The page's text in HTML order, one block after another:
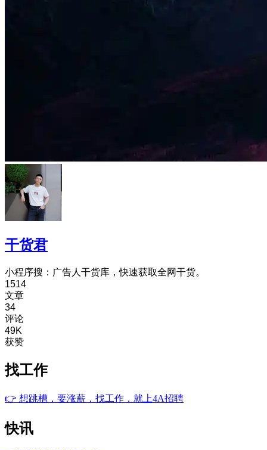
干货君
小程序搜：广告人干货库，快速获取全网干货。
1514
文章
34
评论
49K
获赞
找工作
👉 想跳槽，要涨薪，找工作，就上4A招聘
快讯